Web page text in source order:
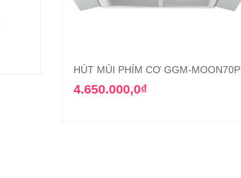
Thêm vào giỏ hàng
HÚT MÙI PHÍM CƠ GGM-MOON70P
4.650.000,0₫